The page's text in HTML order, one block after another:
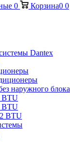
0 Корзина0 0
Dantex
наружного блока
BTU
BTU
BTU